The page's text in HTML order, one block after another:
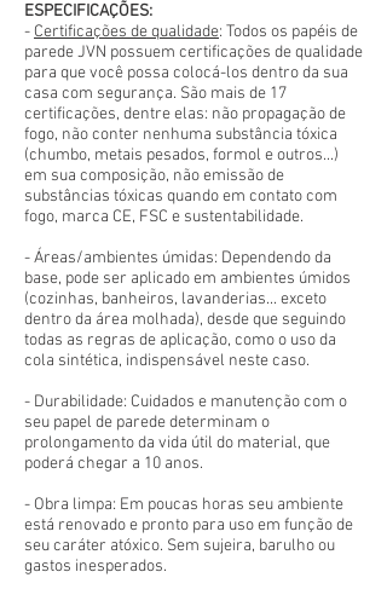
ESPECIFICAÇÕES:
- Certificações de qualidade: Todos os papéis de
parede JVN possuem certificações de qualidade
para que você possa colocá-los dentro da sua
casa com segurança. São mais de 17
certificações, dentre elas: não propagação de
fogo, não conter nenhuma substância tóxica
(chumbo, metais pesados, formol e outros...)
em sua composição, não emissão de
substâncias tóxicas quando em contato com
fogo, marca CE, FSC e sustentabilidade.
- Áreas/ambientes úmidas: Dependendo da
base, pode ser aplicado em ambientes úmidos
(cozinhas, banheiros, lavanderias... exceto
dentro da área molhada), desde que seguindo
todas as regras de aplicação, como o uso da
cola sintética, indispensável neste caso.
- Durabilidade: Cuidados e manutenção com o
seu papel de parede determinam o
prolongamento da vida útil do material, que
poderá chegar a 10 anos.
- Obra limpa: Em poucas horas seu ambiente
está renovado e pronto para uso em função de
seu caráter atóxico. Sem sujeira, barulho ou
gastos inesperados.